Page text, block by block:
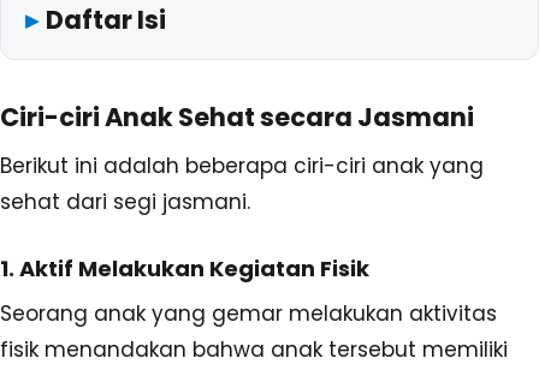
Daftar Isi
Ciri-ciri Anak Sehat secara Jasmani
Berikut ini adalah beberapa ciri-ciri anak yang
sehat dari segi jasmani.
1. Aktif Melakukan Kegiatan Fisik
Seorang anak yang gemar melakukan aktivitas
fisik menandakan bahwa anak tersebut memiliki